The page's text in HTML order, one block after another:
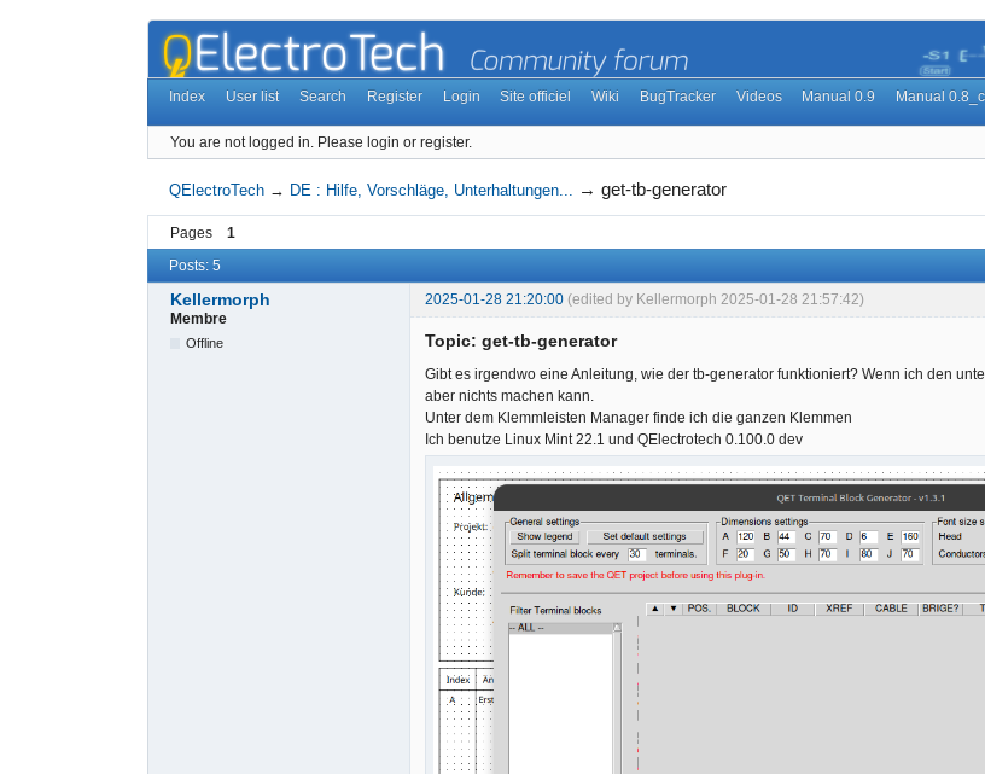
Index User list Search Register Login Site officiel Wiki BugTracker Videos Manual 0.9 Manual
You are not logged in. Please login or register.
QElectroTech → DE : Hilfe, Vorschläge, Unterhaltungen... →get-tb-generator
Pages 1
Posts: 5
Kellermorph 2025-01-28 21:20:00 (edited by Kellermorph 2025-01-28 21:57:42)
Membre
Offline Topic: get-tb-generator
Gibt es irgendwo eine Anleitung, wie der tb-generator funktioniert? Wenn ich den
aber nichts machen kann.
Unter dem Klemmleisten Manager finde ich die ganzen Klemmen
Ich benutze Linux Mint 22.1 und QElectrotech 0.100.0 dev